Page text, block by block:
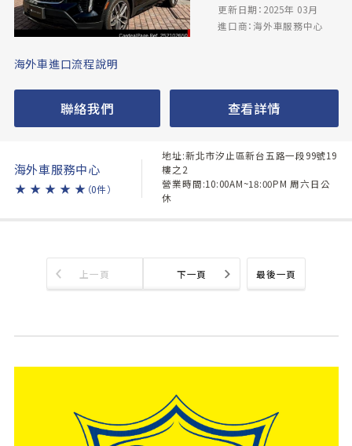
更新日期：2025年 03月
進口商：海外車服務中心
海外車進口流程說明
聯絡我們 查看詳情
海外車服務中心
★ ★ ★ ★ ★ （0件）
地址:新北市汐止區新台五路一段99號19
樓之2
營業時間:10:00AM~18:00PM 周六日公
休
最後一頁
上一頁 下一頁